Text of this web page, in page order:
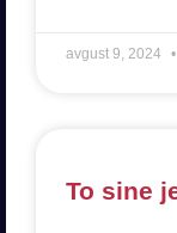
avgust 9, 2024
To sine